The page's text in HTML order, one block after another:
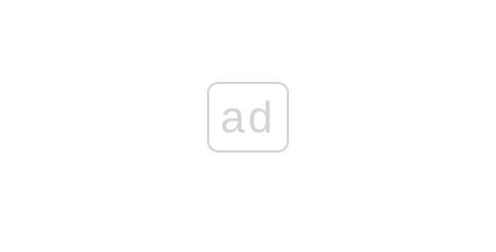
ad